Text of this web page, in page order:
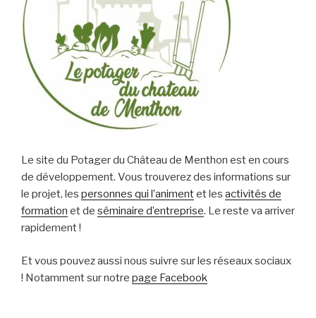
Le site du Potager du Château de Menthon est en cours
de développement. Vous trouverez des informations sur
le projet, les personnes qui l’animentet les activités de
formation et de séminaire d’entreprise. Le reste va arriver
rapidement !
Et vous pouvez aussi nous suivre sur les réseaux sociaux
! Notamment sur notre page Facebook